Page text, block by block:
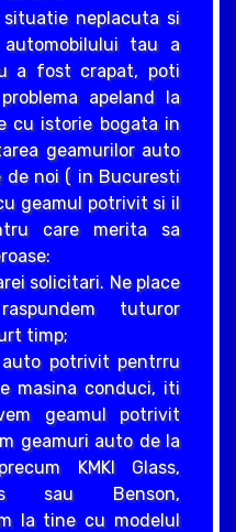
neplacuta si
tau a
a fost crapat, poti
apeland la
cu istorie bogata in
geamurilor auto
de noi ( in Bucuresti
geamul potrivit si il
care merita sa
solicitari. Ne place
tuturor
timp;
potrivit pentrru
masina conduci, iti
geamul potrivit
geamuri auto de la
KMKI Glass,
sau Benson,
la tine cu modelul